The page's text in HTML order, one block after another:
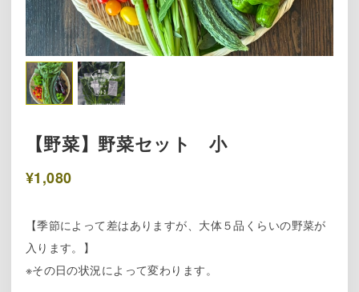
【野菜】野菜セット 小
¥1,080
【季節によって差はありますが、大体５品くらいの野菜が
入ります。】
※その日の状況によって変わります。